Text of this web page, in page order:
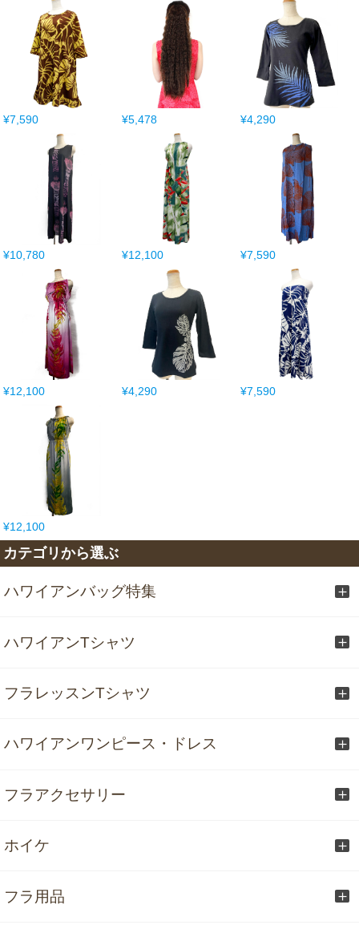
¥7,590 ¥5,478 ¥4,290
¥10,780 ¥12,100 ¥7,590
¥12,100 ¥4,290 ¥7,590
¥12,100
カテゴリから選ぶ
ハワイアンバッグ特集
ハワイアンTシャツ
フラレッスンTシャツ
ハワイアンワンピース・ドレス
フラアクセサリー
ホイケ
フラ用品